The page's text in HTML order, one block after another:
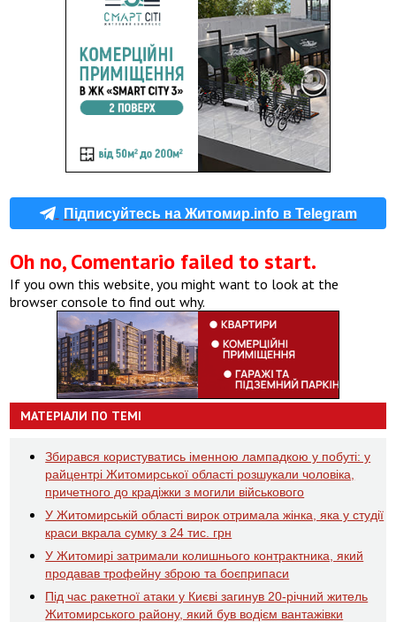
Підписуйтесь на Житомир.info в Telegram
Oh no, Comentario failed to start.
If you own this website, you might want to look at the
browser console to find out why.
МАТЕРІАЛИ ПО ТЕМІ
Збирався користуватись іменною лампадкою у побуті: у
райцентрі Житомирської області розшукали чоловіка,
причетного до крадіжки з могили військового
У Житомирській області вирок отримала жінка, яка у студії
краси вкрала сумку з 24 тис. грн
У Житомирі затримали колишнього контрактника, який
продавав трофейну зброю та боєприпаси
Під час ракетної атаки у Києві загинув 20-річний житель
Житомирського району, який був водієм вантажівки